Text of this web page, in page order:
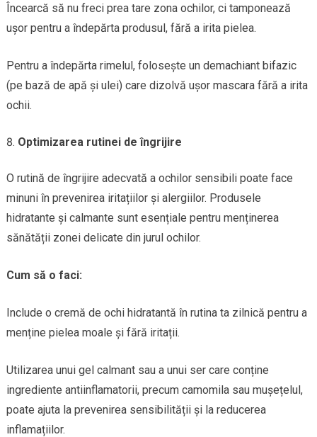
Încearcă să nu freci prea tare zona ochilor, ci tamponează
ușor pentru a îndepărta produsul, fără a irita pielea.
Pentru a îndepărta rimelul, folosește un demachiant bifazic
(pe bază de apă și ulei) care dizolvă ușor mascara fără a irita
ochii.
Optimizarea rutinei de îngrijire
O rutină de îngrijire adecvată a ochilor sensibili poate face
minuni în prevenirea iritațiilor și alergiilor. Produsele
hidratante și calmante sunt esențiale pentru menținerea
sănătății zonei delicate din jurul ochilor.
Cum să o faci:
Include o cremă de ochi hidratantă în rutina ta zilnică pentru a
menține pielea moale și fără iritații.
Utilizarea unui gel calmant sau a unui ser care conține
ingrediente antiinflamatorii, precum camomila sau mușețelul,
poate ajuta la prevenirea sensibilității și la reducerea
inflamațiilor.